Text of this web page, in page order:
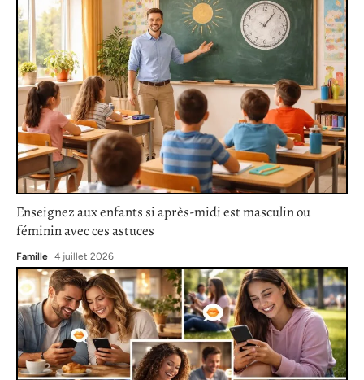
Enseignez aux enfants si après-midi est masculin ou
féminin avec ces astuces
Famille 4 juillet 2026